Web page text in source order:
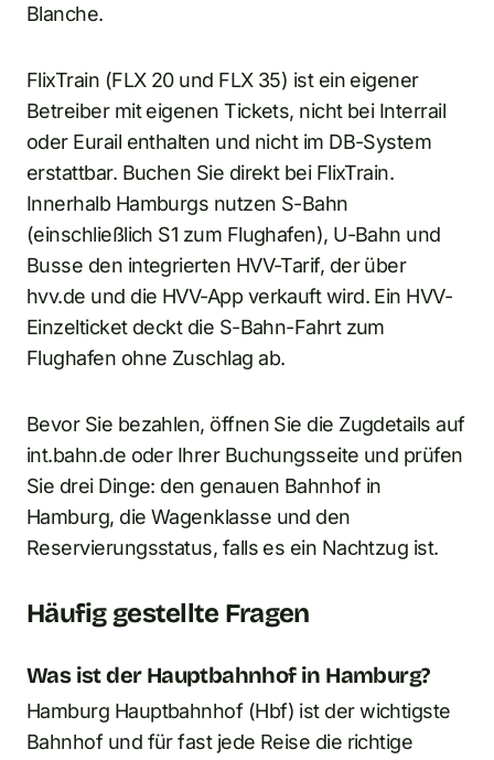
Blanche.
FlixTrain (FLX 20 und FLX 35) ist ein eigener
Betreiber mit eigenen Tickets, nicht bei Interrail
oder Eurail enthalten und nicht im DB-System
erstattbar. Buchen Sie direkt bei FlixTrain.
Innerhalb Hamburgs nutzen S-Bahn
(einschließlich S1 zum Flughafen), U-Bahn und
Busse den integrierten HVV-Tarif, der über
hvv.de und die HVV-App verkauft wird. Ein HVV-
Einzelticket deckt die S-Bahn-Fahrt zum
Flughafen ohne Zuschlag ab.
Bevor Sie bezahlen, öffnen Sie die Zugdetails auf
int.bahn.de oder Ihrer Buchungsseite und prüfen
Sie drei Dinge: den genauen Bahnhof in
Hamburg, die Wagenklasse und den
Reservierungsstatus, falls es ein Nachtzug ist.
Häufig gestellte Fragen
Was ist der Hauptbahnhof in Hamburg?
Hamburg Hauptbahnhof (Hbf) ist der wichtigste
Bahnhof und für fast jede Reise die richtige